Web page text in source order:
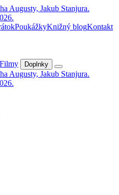
PoukážkyKnižný blogKontakt
Filmy Doplnky